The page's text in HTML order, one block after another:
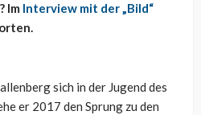
Im Interview mit der „Bild“
sich in der Jugend des
er 2017 den Sprung zu den